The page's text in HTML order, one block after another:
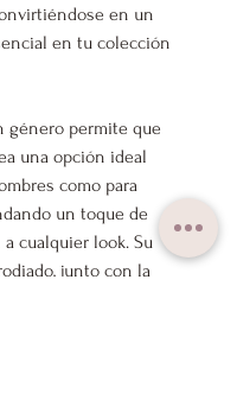
en un
en tu colección
género permite que
una opción ideal
como para
un toque de
cualquier look. Su
junto con la